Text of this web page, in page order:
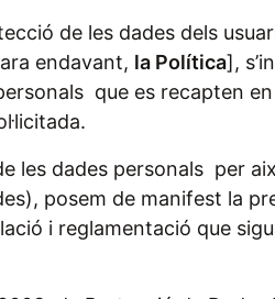
de les dades dels
endavant, la Política],
que es recapten
les dades personals per
posem de manifest la
i reglamentació que